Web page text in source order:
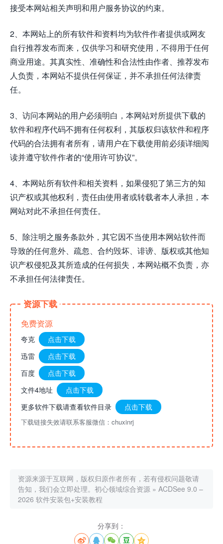
接受本网站相关声明和用户服务协议的约束。
2、本网站上的所有软件和资料均为软件作者提供或网友
自行推荐发布而来，仅供学习和研究使用，不得用于任何
商业用途。其真实性、准确性和合法性由作者、推荐发布
人负责，本网站不提供任何保证，并不承担任何法律责
任。
3、访问本网站的用户必须明白，本网站对所提供下载的
软件和程序代码不拥有任何权利，其版权归该软件和程序
代码的合法拥有者所有，请用户在下载使用前必须详细阅
读并遵守软件作者的“使用许可协议”。
4、本网站所有软件和相关资料，如果侵犯了第三方的知
识产权或其他权利，责任由使用者或转载者本人承担，本
网站对此不承担任何责任。
5、除注明之服务条款外，其它因不当使用本网站软件而
导致的任何意外、疏忽、合约毁坏、诽谤、版权或其他知
识产权侵犯及其所造成的任何损失，本网站概不负责，亦
不承担任何法律责任。
资源下载
免费资源
夸克
点击下载
迅雷
点击下载
百度
点击下载
文件4地址
点击下载
更多软件下载请查看软件目录
点击下载
下载链接失效请联系客服微信：chuxinrj
资源来源于互联网，版权归原作者所有，若有侵权问题敬请
告知，我们会立即处理。 初心领域综合资源 » ACDSee 9.0 –
2026 软件安装包+安装教程
分享到：
    